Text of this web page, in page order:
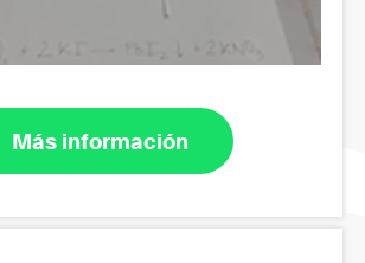
Más información